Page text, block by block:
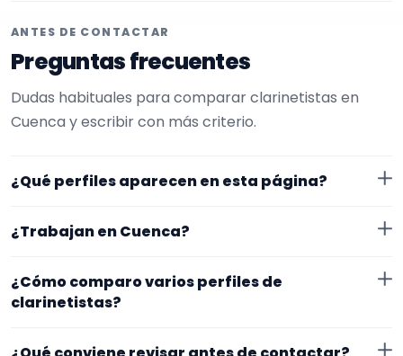
ANTES DE CONTACTAR
Preguntas frecuentes
Dudas habituales para comparar clarinetistas en
Cuenca y escribir con más criterio.
¿Qué perfiles aparecen en esta página?
EncuentraMúsico. Además, la página se centra en
¿Trabajan en Cuenca?
en Cuenca. Aun así, conviene confirmar lugar exacto,
cerrar nada.
¿Cómo comparo varios perfiles de
clarinetistas?
Compara especialidad principal, experiencia, vídeos o